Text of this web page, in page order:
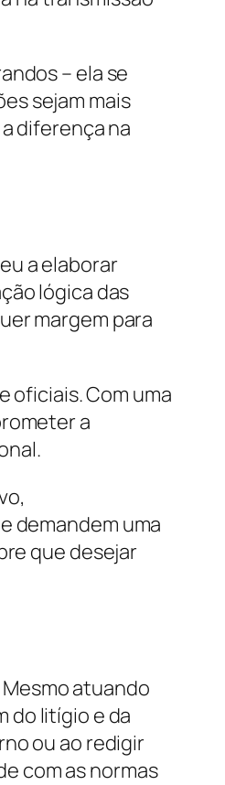
– ela se
sejam mais
diferença na
a elaborar
lógica das
margem para
oficiais. Com uma
a
demandem uma
que desejar
atuando
do litígio e da
ou ao redigir
com as normas